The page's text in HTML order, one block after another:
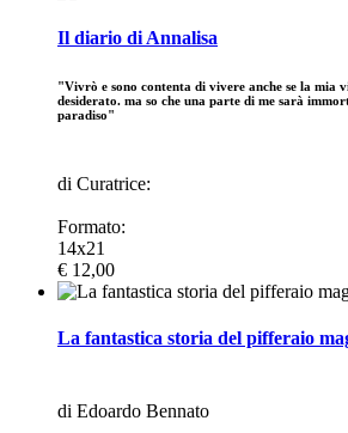
Il diario di Annalisa
"Vivrò e sono contenta di vivere anche se la mia
desiderato. ma so che una parte di me sarà
paradiso"
di Curatrice:
Formato:
14x21
€ 12,00
La fantastica storia del pifferaio
di Edoardo Bennato